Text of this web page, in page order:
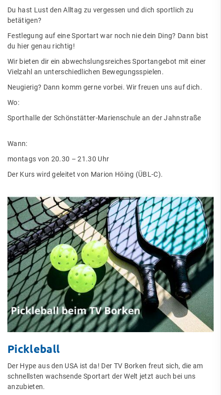
Du hast Lust den Alltag zu vergessen und dich sportlich zu
betätigen?
Festlegung auf eine Sportart war noch nie dein Ding? Dann bist
du hier genau richtig!
Wir bieten dir ein abwechslungsreiches Sportangebot mit einer
Vielzahl an unterschiedlichen Bewegungsspielen.
Neugierig? Dann komm gerne vorbei. Wir freuen uns auf dich.
Wo:
Sporthalle der Schönstätter-Marienschule an der Jahnstraße
Wann:
montags von 20.30 – 21.30 Uhr
Der Kurs wird geleitet von Marion Höing (ÜBL-C).
Pickleball
Der Hype aus den USA ist da! Der TV Borken freut sich, die am
schnellsten wachsende Sportart der Welt jetzt auch bei uns
anzubieten.